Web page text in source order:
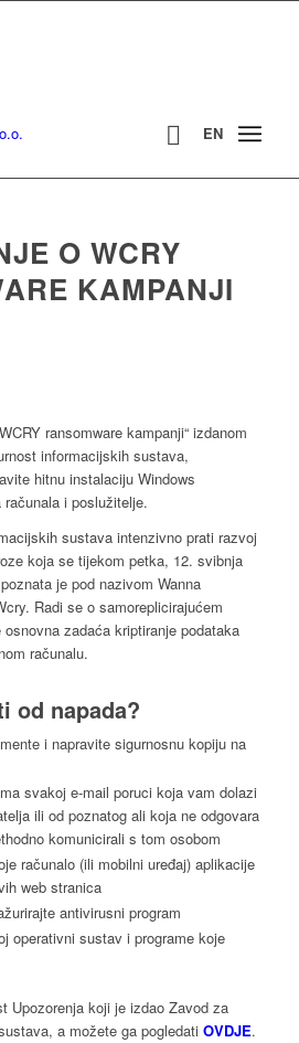
EN
O WCRY
KAMPANJI
ransomware kampanji“ izdanom
informacijskih sustava,
hitnu instalaciju Windows
i poslužitelje.
sustava intenzivno prati razvoj
koja se tijekom petka, 12. svibnja
je pod nazivom Wanna
Radi se o samoreplicirajućem
zadaća kriptiranje podataka
računalu.
od napada?
i napravite sigurnosnu kopiju na
svakoj e-mail poruci koja vam dolazi
ili od poznatog ali koja ne odgovara
komunicirali s tom osobom
računalo (ili mobilni uređaj) aplikacije
web stranica
antivirusni program
operativni sustav i programe koje
Upozorenja koji je izdao Zavod za
a možete ga pogledati OVDJE.